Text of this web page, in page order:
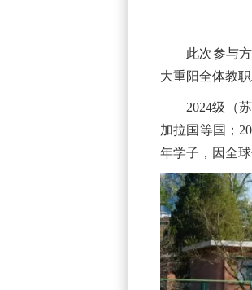
此次参与
大重阳全体教
2024级（
加拉国等国；
年学子，因全